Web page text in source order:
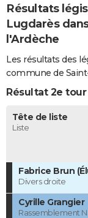
Résultats
Lugdarès
l'Ardèche
Les résultats des
commune de
Résultat 2e tour
Tête de liste
Liste
Fabrice Brun
Divers droite
Cyrille Grangier
Rassemblement